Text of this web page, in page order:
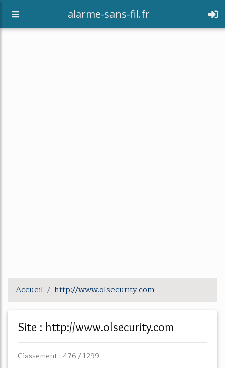
alarme-sans-fil.fr
Accueil http://www.olsecurity.com
Site : http://www.olsecurity.com
Classement : 476 / 1299